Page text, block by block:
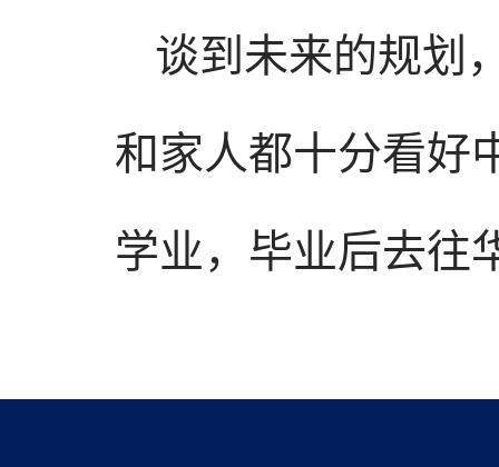
谈到未来的规划
和家人都十分看好
学业，毕业后去往